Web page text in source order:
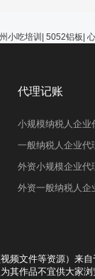
小吃培训 5052铝板
代理记账
小规模纳税人企业
一般纳税人企业代
外资小规模企业代
外资一般纳税人企
频文件等资源）
其作品不宜供大家